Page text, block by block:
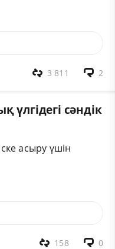
2
3 811
үлгідегі сәндік
асыру үшін
0
158